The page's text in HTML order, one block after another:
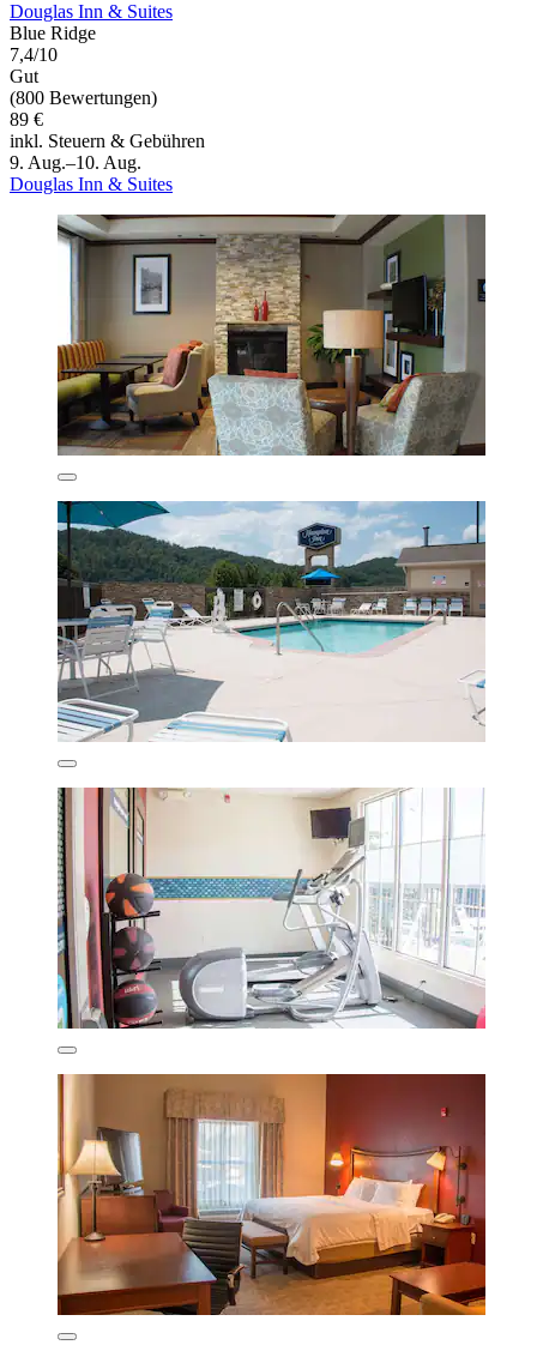
Douglas Inn & Suites
Blue Ridge
7,4/10
Gut
(800 Bewertungen)
89 €
inkl. Steuern & Gebühren
9. Aug.–10. Aug.
Douglas Inn & Suites